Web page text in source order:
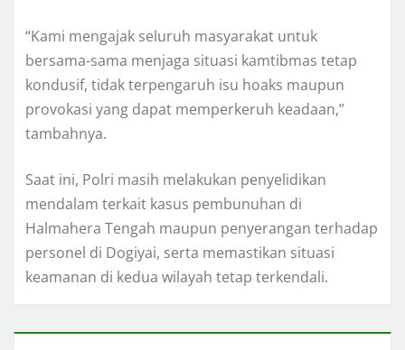
“Kami mengajak seluruh masyarakat untuk
bersama-sama menjaga situasi kamtibmas tetap
kondusif, tidak terpengaruh isu hoaks maupun
provokasi yang dapat memperkeruh keadaan,”
tambahnya.
Saat ini, Polri masih melakukan penyelidikan
mendalam terkait kasus pembunuhan di
Halmahera Tengah maupun penyerangan terhadap
personel di Dogiyai, serta memastikan situasi
keamanan di kedua wilayah tetap terkendali.